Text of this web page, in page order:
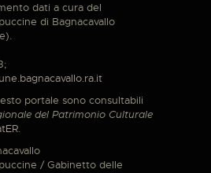
dati a cura del
di Bagnacavallo
portale sono consultabili
del Patrimonio Culturale
.
/ Gabinetto delle